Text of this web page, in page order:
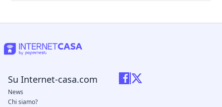
Su Internet-casa.com
News
Chi siamo?